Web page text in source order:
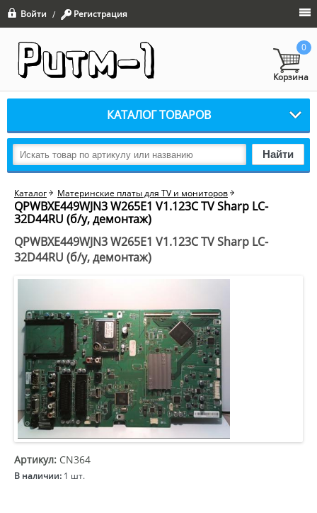
Войти / Регистрация
0
Корзина
КАТАЛОГ ТОВАРОВ
Найти
Каталог Материнские платы для TV и мониторов
QPWBXE449WJN3 W265E1 V1.123C TV Sharp LC-
32D44RU (б/у, демонтаж)
QPWBXE449WJN3 W265E1 V1.123C TV Sharp LC-
32D44RU (б/у, демонтаж)
Артикул: CN364
В наличии: 1 шт.